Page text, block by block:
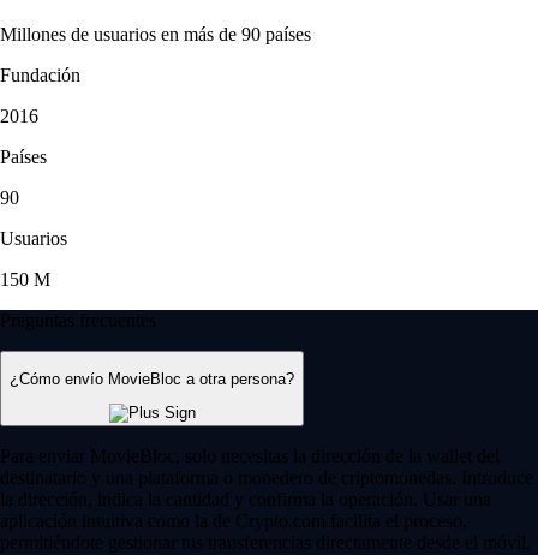
Millones de usuarios en más de 90 países
Fundación
2016
Países
90
Usuarios
150 M
Preguntas frecuentes
¿Cómo envío MovieBloc a otra persona?
Para enviar MovieBloc, solo necesitas la dirección de la wallet del
destinatario y una plataforma o monedero de criptomonedas. Introduce
la dirección, indica la cantidad y confirma la operación. Usar una
aplicación intuitiva como la de Crypto.com facilita el proceso,
permitiéndote gestionar tus transferencias directamente desde el móvil.